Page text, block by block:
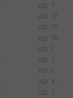
까요? 7
17
13
16
2
할까요? 2
2
4
의 컨펌에 가깝나요? 2